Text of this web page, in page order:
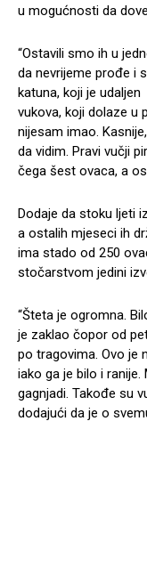
u mogućnosti da
“Ostavili smo ih u
da nevrijeme prođe i
katuna, koji je
vukova, koji dolaze u
nijesam imao.
da vidim. Pravi vučji
čega šest ovaca, a
Dodaje da stoku ljeti
a ostalih mjeseci ih
ima stado od 250
stočarstvom jedini
“Šteta je ogromna.
je zaklao čopor od
po tragovima. Ovo je
iako ga je bilo i
gagnjadi. Takođe su
dodajući da je o